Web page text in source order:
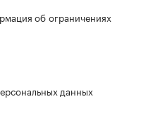
об ограничениях
данных